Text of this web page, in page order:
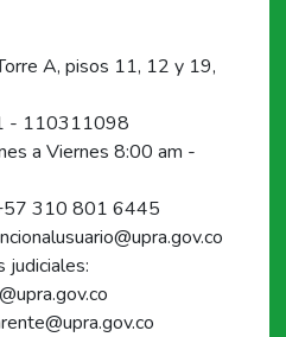
A, pisos 11, 12 y 19,
- 110311098
a Viernes 8:00 am -
310 801 6445
judiciales: